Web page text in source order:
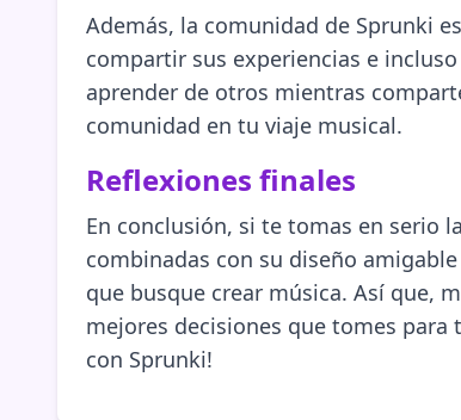
Además, la comunidad de Sprunki
compartir sus experiencias e
aprender de otros mientras
comunidad en tu viaje musical.
Reflexiones finales
En conclusión, si te tomas en serio
combinadas con su diseño
que busque crear música. Así que,
mejores decisiones que tomes para
con Sprunki!